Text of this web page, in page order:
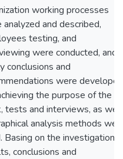
working processes
analyzed and described,
testing, and
were conducted, and
conclusions and
were
the purpose of the
tests and interviews, as well
analysis methods
Basing on the investigation
conclusions and